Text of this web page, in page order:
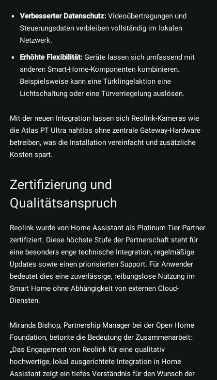
Verbesserter Datenschutz:Videoübertragungen und
Steuerungsdaten verbleiben vollständig im lokalen
Netzwerk.
Erhöhte Flexibilität:Geräte lassen sich umfassend mit
anderen Smart-Home-Komponenten kombinieren.
Beispielsweise kann eine Türklingelaktion eine
Lichtschaltung oder eine Türverriegelung auslösen.
Mit der neuen Integration lassen sich Reolink-Kameras wie
die Atlas PT Ultra nahtlos ohne zentrale Gateway-Hardware
betreiben, was die Installation vereinfacht und zusätzliche
Kosten spart.
Zertifizierung und
Qualitätsanspruch
Reolink wurde von Home Assistant als Platinum-Tier-Partner
zertifiziert. Diese höchste Stufe der Partnerschaft steht für
eine besonders enge technische Integration, regelmäßige
Updates sowie einen priorisierten Support. Für Anwender
bedeutet dies eine zuverlässige, reibungslose Nutzung im
Smart Home ohne Abhängigkeit von externen Cloud-
Diensten.
Miranda Bishop, Partnership Manager bei der Open Home
Foundation, betonte die Bedeutung der Zusammenarbeit:
„Das Engagement von Reolink für eine qualitativ
hochwertige, lokal ausgerichtete Integration in Home
Assistant zeigt ein tiefes Verständnis für den Wunsch der